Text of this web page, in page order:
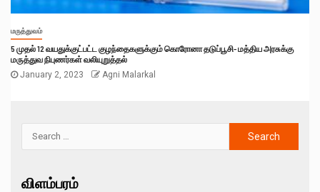
மருத்துவம்
5 முதல் 12 வயதுக்குட்பட்ட குழந்தைகளுக்கும் கொரோனா தடுப்பூசி- மத்திய அரசுக்கு
மருத்துவ நிபுணர்கள் வலியுறுத்தல்
January 2, 2023
Agni Malarkal
விளம்பரம்